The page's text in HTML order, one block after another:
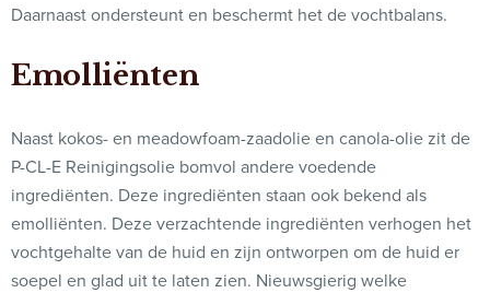
Daarnaast ondersteunt en beschermt het de vochtbalans.
Emolliënten
Naast kokos- en meadowfoam-zaadolie en canola-olie zit de
P-CL-E Reinigingsolie bomvol andere voedende
ingrediënten. Deze ingrediënten staan ook bekend als
emolliënten. Deze verzachtende ingrediënten verhogen het
vochtgehalte van de huid en zijn ontworpen om de huid er
soepel en glad uit te laten zien. Nieuwsgierig welke